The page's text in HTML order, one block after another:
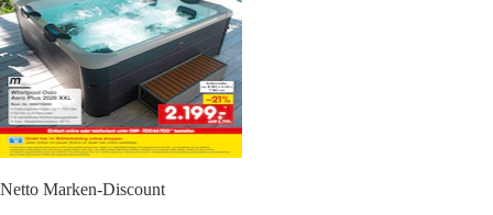
Netto Marken-Discount